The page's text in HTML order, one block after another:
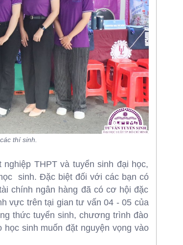
thí sinh.
THPT và tuyển sinh đại học,
sinh. Đặc biệt đối với các bạn có
chính ngân hàng đã có cơ hội đặc
vực trên tại gian tư vấn 04 - 05 của
thức tuyển sinh, chương trình đào
sinh muốn đặt nguyện vọng vào